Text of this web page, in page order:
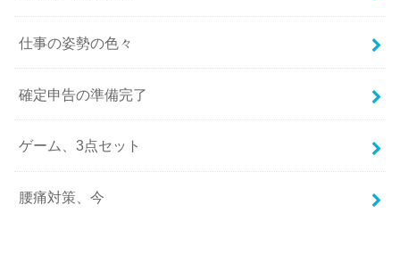
仕事の姿勢の色々
確定申告の準備完了
ゲーム、3点セット
腰痛対策、今